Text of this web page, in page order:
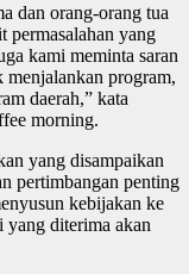
dan orang-orang tua
permasalahan yang
kami meminta saran
menjalankan program,
daerah,” kata
morning.
yang disampaikan
pertimbangan penting
kebijakan ke
yang diterima akan